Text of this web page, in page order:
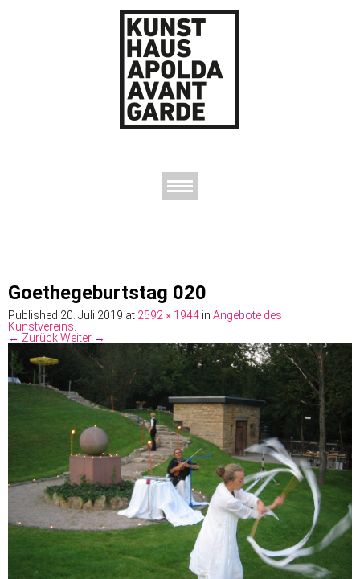
Goethegeburtstag 020
Published 20. Juli 2019 at 2592 × 1944 in Angebote des
Kunstvereins.
← ZurückWeiter →